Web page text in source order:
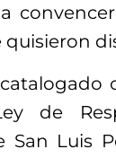
de
Luis